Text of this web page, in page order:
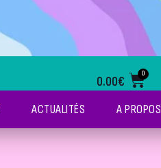
0.00€
0
ACTUALITÉS A PROPOS